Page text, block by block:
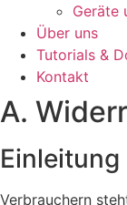
Geräte
Über uns
Tutorials &
Kontakt
A.
Einleitung
Verbrauchern